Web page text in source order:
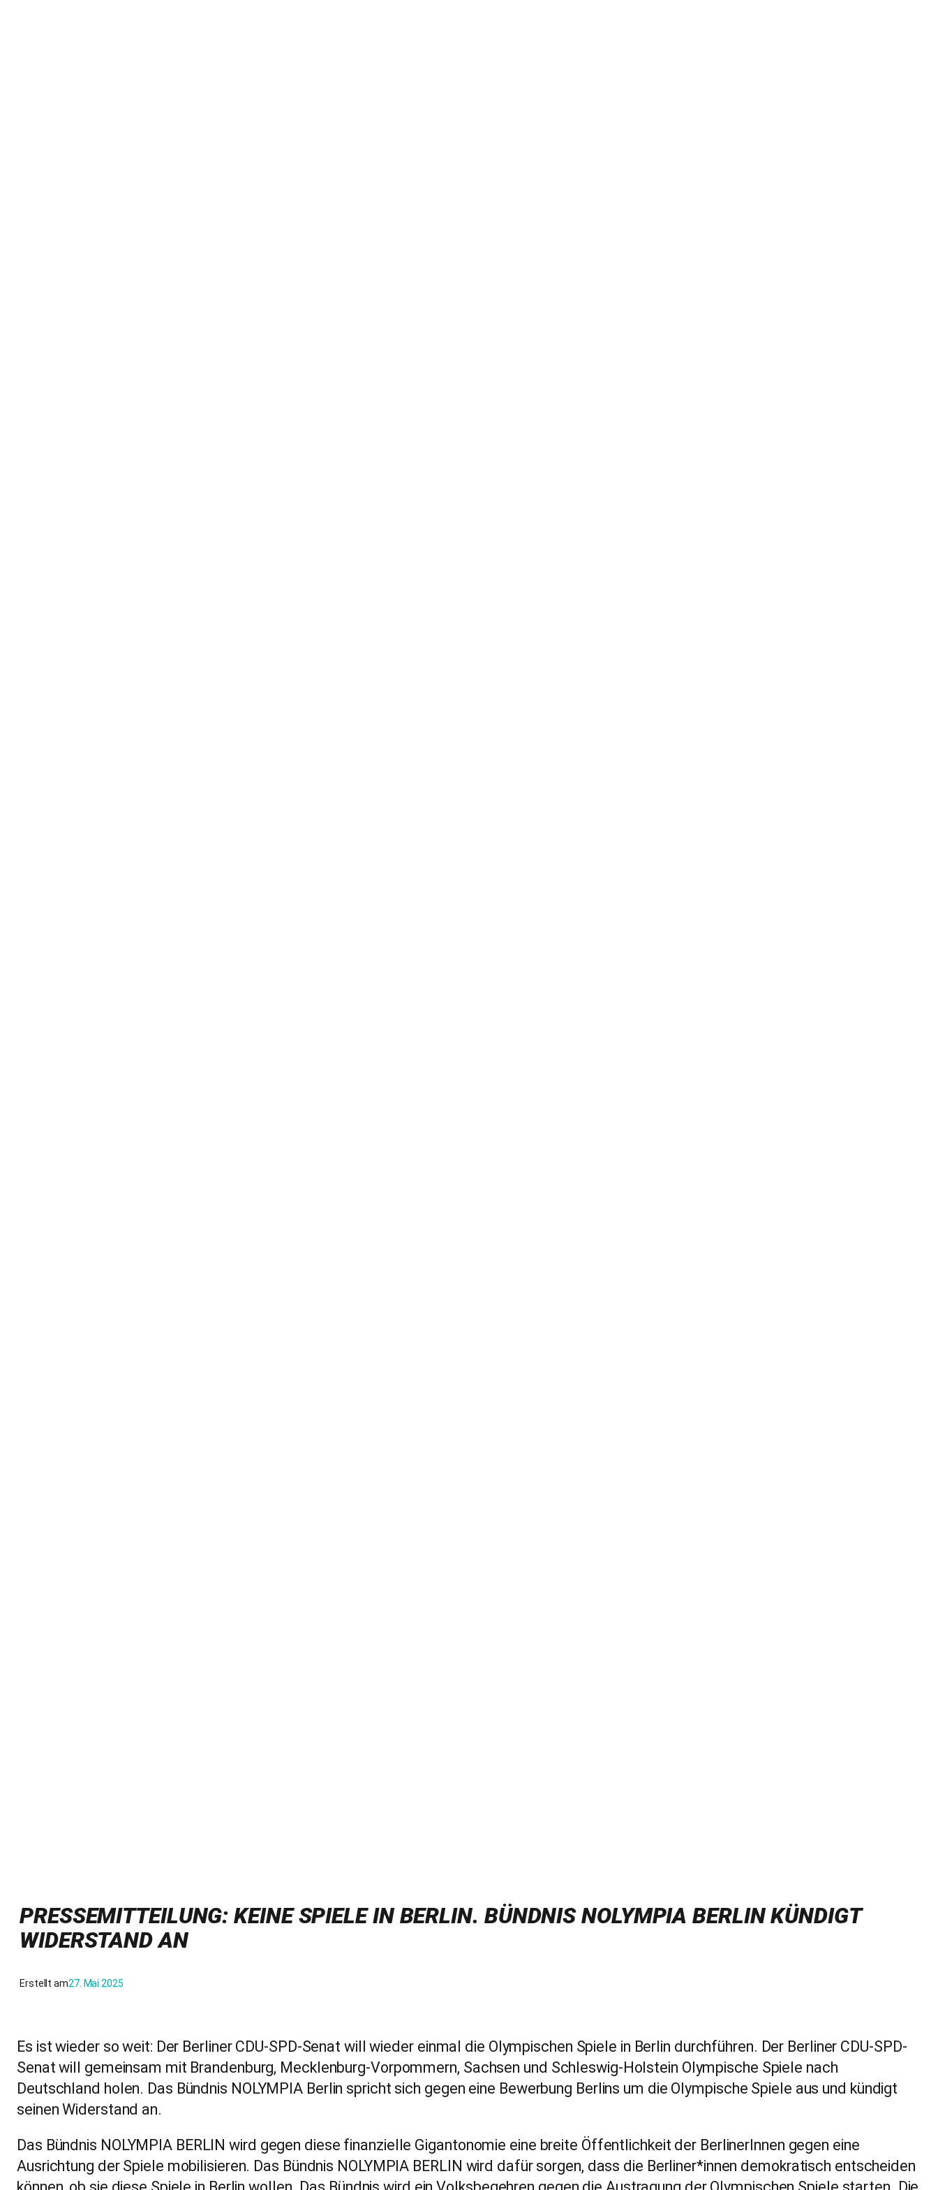
PRESSEMITTEILUNG: KEINE SPIELE IN BERLIN. BÜNDNIS NOLYMPIA BERLIN KÜNDIGT
WIDERSTAND AN
Erstellt am27. Mai 2025
Es ist wieder so weit: Der Berliner CDU-SPD-Senat will wieder einmal die Olympischen Spiele in Berlin durchführen. Der Berliner CDU-SPD-
Senat will gemeinsam mit Brandenburg, Mecklenburg-Vorpommern, Sachsen und Schleswig-Holstein Olympische Spiele nach
Deutschland holen. Das Bündnis NOLYMPIA Berlin spricht sich gegen eine Bewerbung Berlins um die Olympische Spiele aus und kündigt
seinen Widerstand an.
Das Bündnis NOLYMPIA BERLIN wird gegen diese finanzielle Gigantonomie eine breite Öffentlichkeit der BerlinerInnen gegen eine
Ausrichtung der Spiele mobilisieren. Das Bündnis NOLYMPIA BERLIN wird dafür sorgen, dass die Berliner*innen demokratisch entscheiden